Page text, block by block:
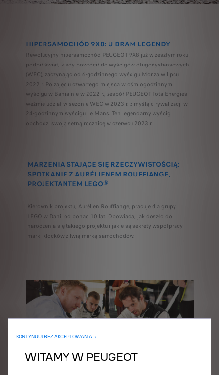
HIPERSAMOCHÓD 9X8: U BRAM LEGENDY
Rewolucyjny hipersamochód PEUGEOT 9X8 już w zeszłym roku
podbił świat, kiedy powrócił do wyścigów długodystansowych
(WEC), zaczynając od 6-godzinnego wyścigu Monza w lipcu
2022 r. Po zajęciu czwartego miejsca w ośmiogodzinnym
wyścigu w Bahrainie w 2022 r., zespół PEUGEOT TotalEnergies
weźmie udział w sezonie WEC w 2023 r. z myślą o rywalizacji w
24-godzinnym wyścigu Le Mans. Ten legendarny wyścig
obchodzi swoją setną rocznicę w czerwcu 2023 r.
MARZENIA STAJĄCE SIĘ RZECZYWISTOŚCIĄ:
SPOTKANIE Z AURÉLIENEM ROUFFIANGE,
PROJEKTANTEM LEGO®
Kierownik projektu, Aurélien Rouffiange, pracuje dla grupy
LEGO w Danii od ponad 10 lat. Opowiada, jak doszło do
narodzenia się takiego projektu i jakie są sekrety współpracy
marki klocków z lwią marką samochodów.
KONTYNUUJ BEZ AKCEPTOWANIA →
WITAMY W PEUGEOT